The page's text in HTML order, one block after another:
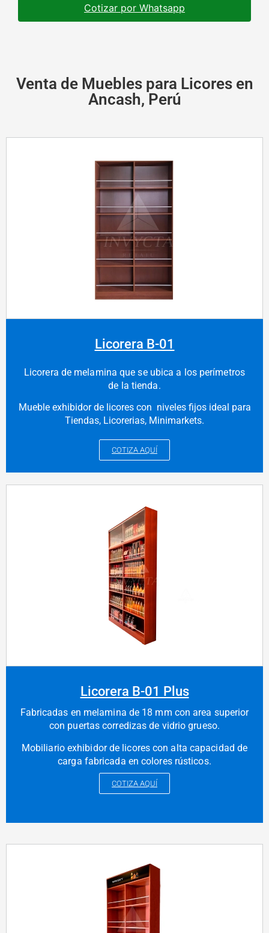
Cotizar por Whatsapp
Venta de Muebles para Licores en
Ancash, Perú
Licorera B-01
Licorera de melamina que se ubica a los perímetros
de la tienda.
Mueble exhibidor de licores con niveles fijos ideal para
Tiendas, Licorerias, Minimarkets.
COTIZA AQUÍ
Licorera B-01 Plus
Fabricadas en melamina de 18 mm con area superior
con puertas corredizas de vidrio grueso.
Mobiliario exhibidor de licores con alta capacidad de
carga fabricada en colores rústicos.
COTIZA AQUÍ